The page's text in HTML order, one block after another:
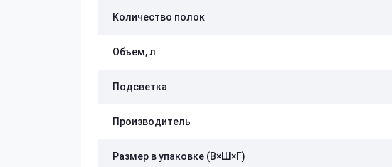
Количество полок
Объем, л
Подсветка
Производитель
Размер в упаковке (В×Ш×Г)